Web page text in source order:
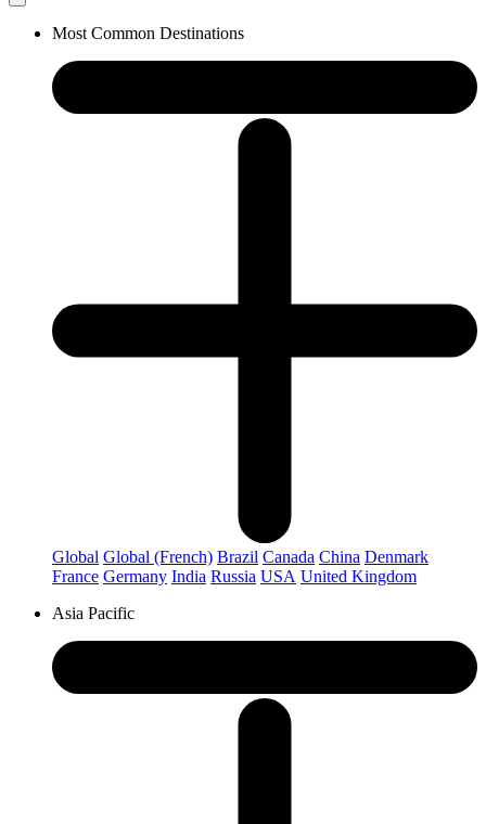
Most Common Destinations
Global Global (French) Brazil Canada China Denmark
France Germany India Russia USA United Kingdom
Asia Pacific